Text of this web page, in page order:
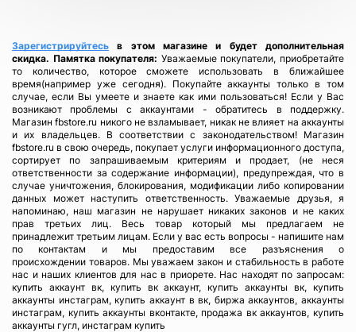
Зарегистрируйтесь
в этом магазине и будет дополнительная
скидка. Памятка покупателя: Уважаемые покупатели, приобретайте
то количество, которое сможете использовать в ближайшее
время(например уже сегодня). Покупайте аккаунты только в том
случае, если Вы умеете и знаете как ими пользоваться! Если у Вас
возникают проблемы с аккаунтами - обратитесь в поддержку.
Магазин fbstore.ru никого не взламывает, никак не влияет на аккаунты
и их владельцев. В соответствии с законодательством! Магазин
fbstore.ru в свою очередь, покупает услуги информационного доступа,
сортирует по запрашиваемым критериям и продает, (не неся
ответственности за содержание информации), предупреждая, что в
случае уничтожения, блокирования, модификации либо копировании
данных может наступить ответственность. Уважаемые друзья, я
напоминаю, наш магазин не нарушает никаких законов и не каких
прав третьих лиц. Весь товар который мы предлагаем не
принадлежит третьим лицам. Если у вас есть вопросы - напишите нам
по контактам и мы предоставим все разъяснения о
происхождении товаров. Мы уважаем закон и стабильность в работе
нас и наших клиентов для нас в приорете. Нас находят по запросам:
купить аккаунт вк, купить вк аккаунт, купить аккаунты вк, купить
аккаунты инстаграм, купить аккаунт в вк, биржа аккаунтов, аккаунты
инстаграм, купить аккаунты вконтакте, продажа вк аккаунтов, купить
аккаунты гугл, инстаграм купить